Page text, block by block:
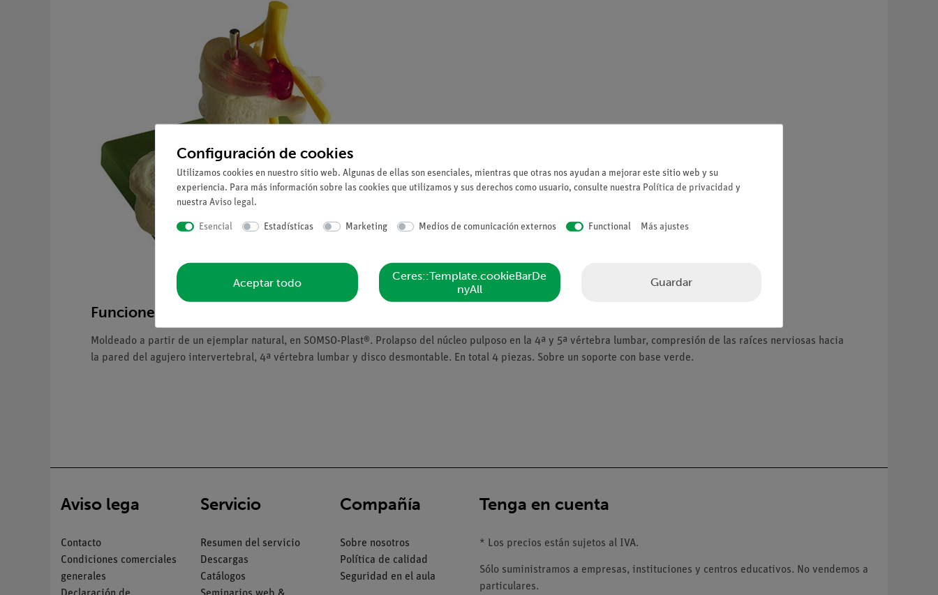
Funciones y uso
Moldeado a partir de un ejemplar natural, en SOMSO-Plast®. Prolapso del núcleo pulposo en la 4ª y 5ª vértebra lumbar, compresión de las raíces nerviosas hacia
la pared del agujero intervertebral, 4ª vértebra lumbar y disco desmontable. En total 4 piezas. Sobre un soporte con base verde.
Aviso lega
Contacto
Condiciones comerciales
generales
Servicio
Resumen del servicio
Descargas
Catálogos
Compañía
Sobre nosotros
Política de calidad
Seguridad en el aula
Tenga en cuenta
* Los precios están sujetos al IVA.
Sólo suministramos a empresas, instituciones y centros educativos. No vendemos a
particulares.
Configuración de cookies
Utilizamos cookies en nuestro sitio web. Algunas de ellas son esenciales, mientras que otras nos ayudan a mejorar este sitio web y su
experiencia. Para más información sobre las cookies que utilizamos y sus derechos como usuario, consulte nuestra Política de privacidad y
nuestra Aviso legal.
Esencial Estadísticas Marketing Medios de comunicación externos Functional Más ajustes
Aceptar todo
Ceres::Template.cookieBarDe
nyAll
Guardar